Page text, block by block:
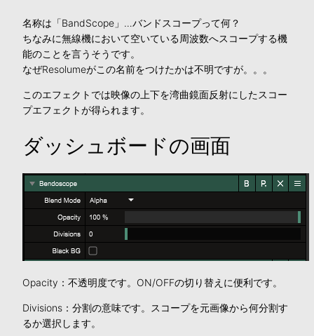
名称は「BandScope」…バンドスコープって何？
ちなみに無線機において空いている周波数へスコープする機
能のことを言うそうです。
なぜResolumeがこの名前をつけたかは不明ですが。。。
このエフェクトでは映像の上下を湾曲鏡面反射にしたスコー
プエフェクトが得られます。
ダッシュボードの画面
Opacity：不透明度です。ON/OFFの切り替えに便利です。
Divisions：分割の意味です。スコープを元画像から何分割す
るか選択します。